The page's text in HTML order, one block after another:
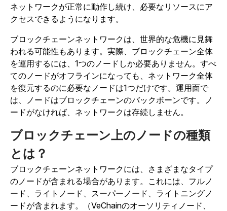
ネットワークが正常に動作し続け、必要なリソースにア
クセスできるようになります。
ブロックチェーンネットワークは、世界的な危機に見舞
われる可能性もあります。実際、ブロックチェーン全体
を運用するには、1つのノードしか必要ありません。すべ
てのノードがオフラインになっても、ネットワーク全体
を復元するのに必要なノードは1つだけです。運用面で
は、ノードはブロックチェーンのバックボーンです。ノ
ードがなければ、ネットワークは存続しません。
ブロックチェーン上のノードの種類
とは？
ブロックチェーンネットワークには、さまざまなタイプ
のノードが含まれる場合があります。これには、フルノ
ード、ライトノード、スーパーノード、ライトニングノ
ードが含まれます。（VeChainのオーソリティノード、